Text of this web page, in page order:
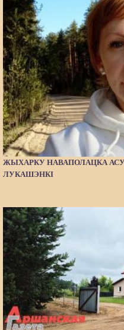
ЖЫХАРКУ НАВАПОЛАЦКА
ЛУКАШЭНКІ